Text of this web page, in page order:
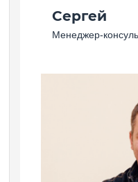
Сергей
Менеджер-